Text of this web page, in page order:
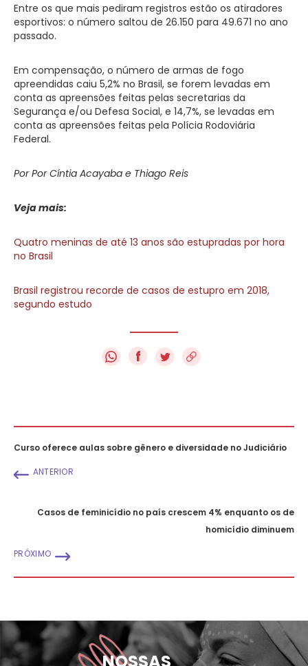
Entre os que mais pediram registros estão os atiradores
esportivos: o número saltou de 26.150 para 49.671 no ano
passado.
Em compensação, o número de armas de fogo
apreendidas caiu 5,2% no Brasil, se forem levadas em
conta as apreensões feitas pelas secretarias da
Segurança e/ou Defesa Social, e 14,7%, se levadas em
conta as apreensões feitas pela Polícia Rodoviária
Federal.
Por Por Cíntia Acayaba e Thiago Reis
Veja mais:
Quatro meninas de até 13 anos são estupradas por hora
no Brasil
Brasil registrou recorde de casos de estupro em 2018,
segundo estudo
f
Curso oferece aulas sobre gênero e diversidade no Judiciário
ANTERIOR
Casos de feminicídio no país crescem 4% enquanto os de
homicídio diminuem
PRÓXIMO
NOSSAS